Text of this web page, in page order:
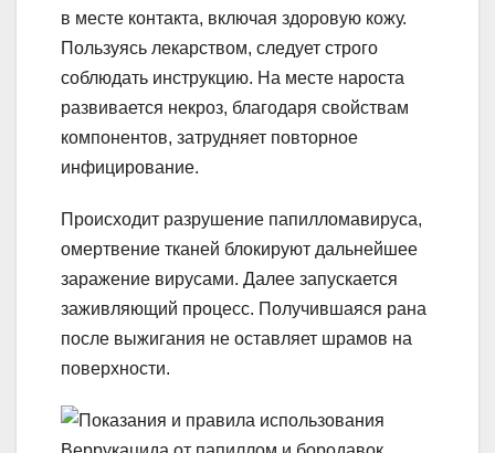
в месте контакта, включая здоровую кожу.
Пользуясь лекарством, следует строго
соблюдать инструкцию. На месте нароста
развивается некроз, благодаря свойствам
компонентов, затрудняет повторное
инфицирование.
Происходит разрушение папилломавируса,
омертвение тканей блокируют дальнейшее
заражение вирусами. Далее запускается
заживляющий процесс. Получившаяся рана
после выжигания не оставляет шрамов на
поверхности.